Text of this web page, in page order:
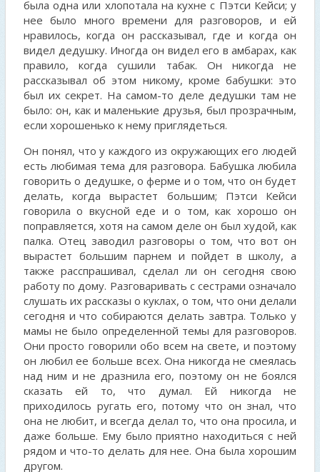
была одна или хлопотала на кухне с Пэтси Кейси; у
нее было много времени для разговоров, и ей
нравилось, когда он рассказывал, где и когда он
видел дедушку. Иногда он видел его в амбарах, как
правило, когда сушили табак. Он никогда не
рассказывал об этом никому, кроме бабушки: это
был их секрет. На самом-то деле дедушки там не
было: он, как и маленькие друзья, был прозрачным,
если хорошенько к нему приглядеться.
Он понял, что у каждого из окружающих его людей
есть любимая тема для разговора. Бабушка любила
говорить о дедушке, о ферме и о том, что он будет
делать, когда вырастет большим; Пэтси Кейси
говорила о вкусной еде и о том, как хорошо он
поправляется, хотя на самом деле он был худой, как
палка. Отец заводил разговоры о том, что вот он
вырастет большим парнем и пойдет в школу, а
также расспрашивал, сделал ли он сегодня свою
работу по дому. Разговаривать с сестрами означало
слушать их рассказы о куклах, о том, что они делали
сегодня и что собираются делать завтра. Только у
мамы не было определенной темы для разговоров.
Они просто говорили обо всем на свете, и поэтому
он любил ее больше всех. Она никогда не смеялась
над ним и не дразнила его, поэтому он не боялся
сказать ей то, что думал. Ей никогда не
приходилось ругать его, потому что он знал, что
она не любит, и всегда делал то, что она просила, и
даже больше. Ему было приятно находиться с ней
рядом и что-то делать для нее. Она была хорошим
другом.